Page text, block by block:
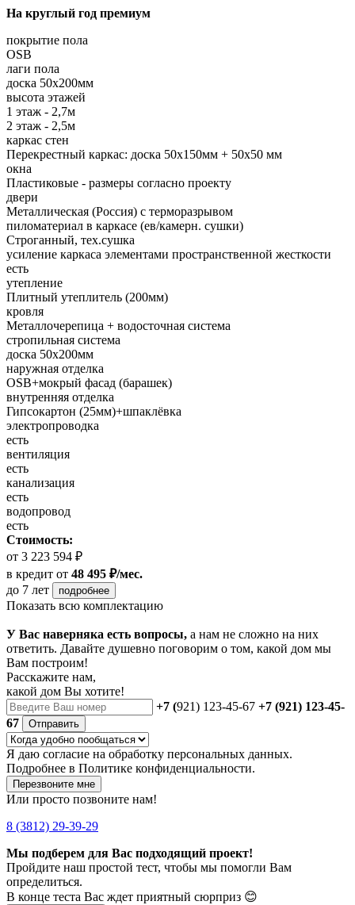
На круглый год премиум
покрытие пола
OSB
лаги пола
доска 50х200мм
высота этажей
1 этаж - 2,7м
2 этаж - 2,5м
каркас стен
Перекрестный каркас: доска 50х150мм + 50х50 мм
окна
Пластиковые - размеры согласно проекту
двери
Металлическая (Россия) с терморазрывом
пиломатериал в каркасе (ев/камерн. сушки)
Строганный, тех.сушка
усиление каркаса элементами пространственной жесткости
есть
утепление
Плитный утеплитель (200мм)
кровля
Металлочерепица + водосточная система
стропильная система
доска 50х200мм
наружная отделка
OSB+мокрый фасад (барашек)
внутренняя отделка
Гипсокартон (25мм)+шпаклёвка
электропроводка
есть
вентиляция
есть
канализация
есть
водопровод
есть
Стоимость:
от 3 223 594 ₽
в кредит от 48 495 ₽/мес.
до 7 лет
подробнее
Показать всю комплектацию
У Вас наверняка есть вопросы, а нам не сложно на них
ответить. Давайте душевно поговорим о том, какой дом мы
Вам построим!
Расскажите нам,
какой дом Вы хотите!
+7 (921) 123-45-67 +7 (921) 123-45-
67
Отправить
Я даю согласие на обработку персональных данных.
Подробнее в Политике конфиденциальности.
Перезвоните мне
Или просто позвоните нам!
8 (3812) 29-39-29
Мы подберем для Вас подходящий проект!
Пройдите наш простой тест, чтобы мы помогли Вам
определиться.
В конце теста Вас ждет приятный сюрприз 😊